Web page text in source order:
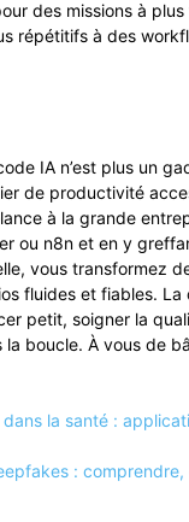
des missions à
répétitifs à des
IA n’est plus un
de productivité
à la grande
ou n8n et en y
vous transformez
fluides et fiables.
petit, soigner la
la boucle. À vous de
dans la santé :
: